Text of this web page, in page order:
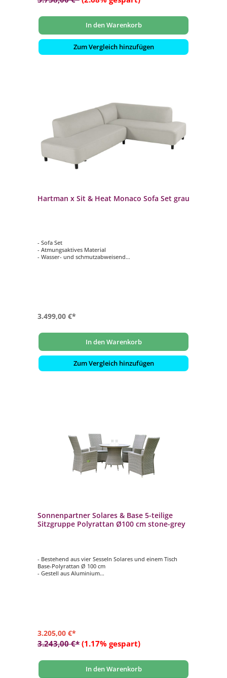
In den Warenkorb
Zum Vergleich hinzufügen
Hartman x Sit & Heat Monaco Sofa Set grau
- Sofa Set
- Atmungsaktives Material
- Wasser- und schmutzabweisend
3.499,00 €*
In den Warenkorb
Zum Vergleich hinzufügen
Sonnenpartner Solares & Base 5-teilige
Sitzgruppe Polyrattan Ø100 cm stone-grey
- Bestehend aus vier Sesseln Solares und einem Tisch
Base-Polyrattan Ø 100 cm
- Gestell aus Aluminium
3.205,00 €*
3.243,00 €* (1.17% gespart)
In den Warenkorb